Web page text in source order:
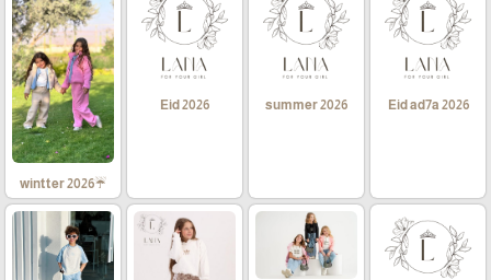
Eid ad7a 2026
summer 2026
Eid 2026
☔wintter 2026